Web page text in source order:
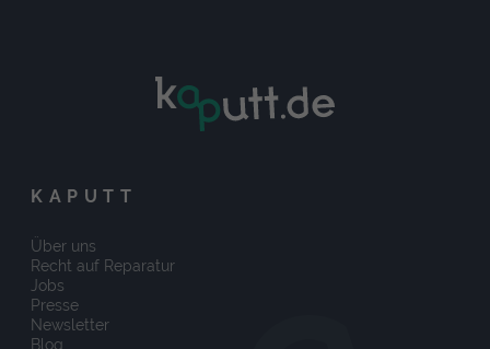
KAPUTT
Über uns
Recht auf Reparatur
Jobs
Presse
Newsletter
Blog